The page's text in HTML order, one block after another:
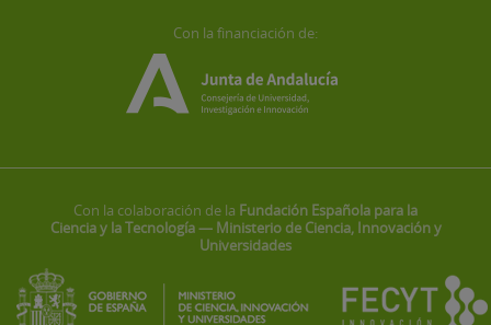
Con la financiación de:
Con la colaboración de la Fundación Española para la
Ciencia y la Tecnología — Ministerio de Ciencia, Innovación y
Universidades